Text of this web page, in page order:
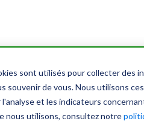
sont utilisés pour collecter des
de vous. Nous utilisons
et les indicateurs
nous utilisons, consultez notre